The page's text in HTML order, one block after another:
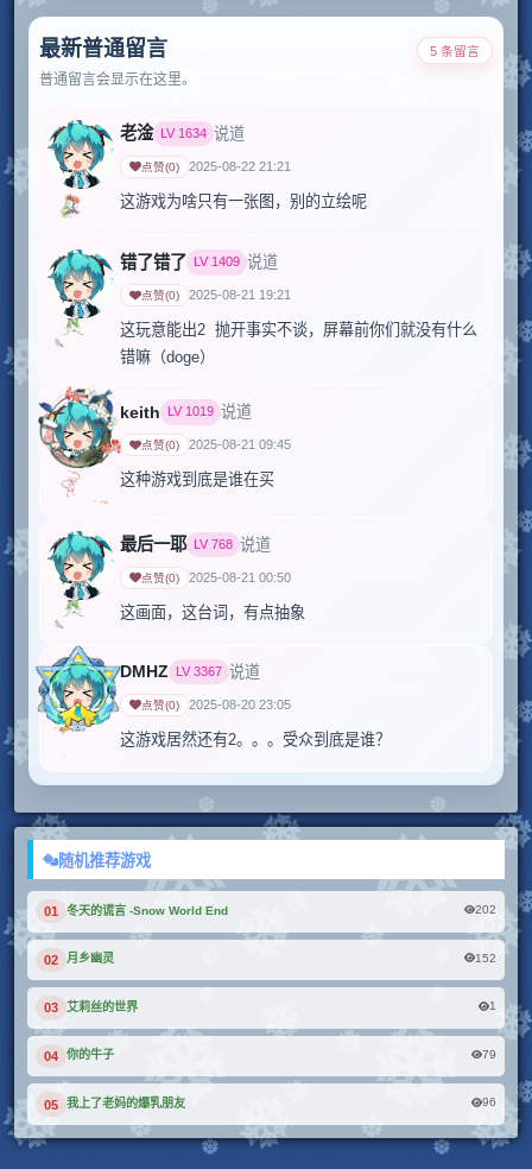
最新普通留言
普通留言会显示在这里。
5 条留言
老淦 LV 1634 说道
点赞(0) 2025-08-22 21:21
错了错了 LV1409 说道
点赞(0) 2025-08-21 19:21
这玩意能出2  抛开事实不谈，屏幕前你们就没有什么
错嘛（doge）
keith LV1019 说道
点赞(0) 2025-08-21 09:45
这种游戏到底是谁在买
最后一耶 LV768 说道
点赞(0) 2025-08-21 00:50
这画面，这台词，有点抽象
DMHZ LV3367 说道
点赞(0) 2025-08-20 23:05
随机推荐游戏
01 冬天的谎言 -Snow World End 202
02 月乡幽灵 152
03 艾莉丝的世界 1
04 你的牛子 79
05 我上了老妈的爆乳朋友 96